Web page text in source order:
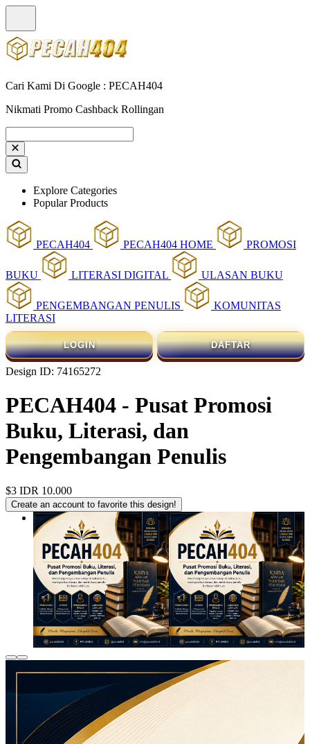
Cari Kami Di Google : PECAH404
Nikmati Promo Cashback Rollingan
Explore Categories
Popular Products
PECAH404 PECAH404 HOME PROMOSI
BUKU LITERASI DIGITAL ULASAN BUKU
PENGEMBANGAN PENULIS
KOMUNITAS
LITERASI
LOGIN DAFTAR
Design ID: 74165272
PECAH404 - Pusat Promosi
Buku, Literasi, dan
Pengembangan Penulis
$3 IDR 10.000
Create an account to favorite this design!